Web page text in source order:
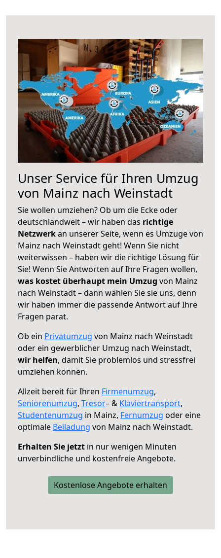
Unser Service für Ihren Umzug
von Mainz nach Weinstadt
Sie wollen umziehen? Ob um die Ecke oder
deutschlandweit – wir haben das richtige
Netzwerkan unserer Seite, wenn es Umzüge von
Mainz nach Weinstadt geht! Wenn Sie nicht
weiterwissen – haben wir die richtige Lösung für
Sie! Wenn Sie Antworten auf Ihre Fragen wollen,
was kostet überhaupt mein Umzug von Mainz
nach Weinstadt – dann wählen Sie sie uns, denn
wir haben immer die passende Antwort auf Ihre
Fragen parat.
Ob ein Privatumzug von Mainz nach Weinstadt
oder ein gewerblicher Umzug nach Weinstadt,
wir helfen, damit Sie problemlos und stressfrei
umziehen können.
Allzeit bereit für Ihren Firmenumzug,
Seniorenumzug, Tresor– & Klaviertransport,
Studentenumzug in Mainz, Fernumzug oder eine
optimale Beiladung von Mainz nach Weinstadt.
Erhalten Sie jetzt in nur wenigen Minuten
unverbindliche und kostenfreie Angebote.
Kostenlose Angebote erhalten